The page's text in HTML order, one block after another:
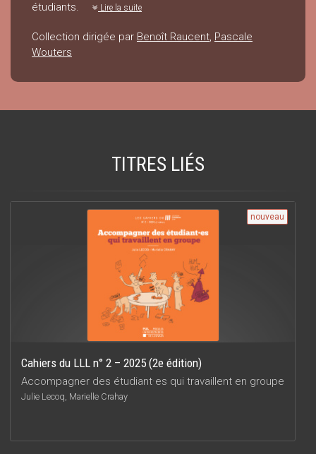
étudiants.
Lire la suite
Collection dirigée par Benoît Raucent, Pascale
Wouters
TITRES LIÉS
nouveau
Cahiers du LLL n° 2 – 2025 (2e édition)
Accompagner des étudiant·es qui travaillent en groupe
Julie Lecoq, Marielle Crahay